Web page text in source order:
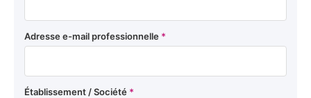
Adresse e-mail professionnelle *
Établissement / Société *